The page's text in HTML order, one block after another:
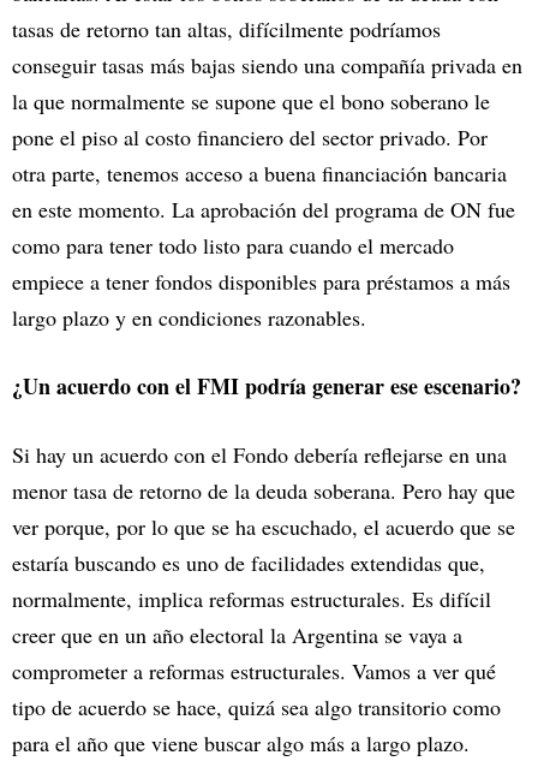
tasas de retorno tan altas, difícilmente podríamos
conseguir tasas más bajas siendo una compañía privada en
la que normalmente se supone que el bono soberano le
pone el piso al costo financiero del sector privado. Por
otra parte, tenemos acceso a buena financiación bancaria
en este momento. La aprobación del programa de ON fue
como para tener todo listo para cuando el mercado
empiece a tener fondos disponibles para préstamos a más
largo plazo y en condiciones razonables.
¿Un acuerdo con el FMI podría generar ese escenario?
Si hay un acuerdo con el Fondo debería reflejarse en una
menor tasa de retorno de la deuda soberana. Pero hay que
ver porque, por lo que se ha escuchado, el acuerdo que se
estaría buscando es uno de facilidades extendidas que,
normalmente, implica reformas estructurales. Es difícil
creer que en un año electoral la Argentina se vaya a
comprometer a reformas estructurales. Vamos a ver qué
tipo de acuerdo se hace, quizá sea algo transitorio como
para el año que viene buscar algo más a largo plazo.